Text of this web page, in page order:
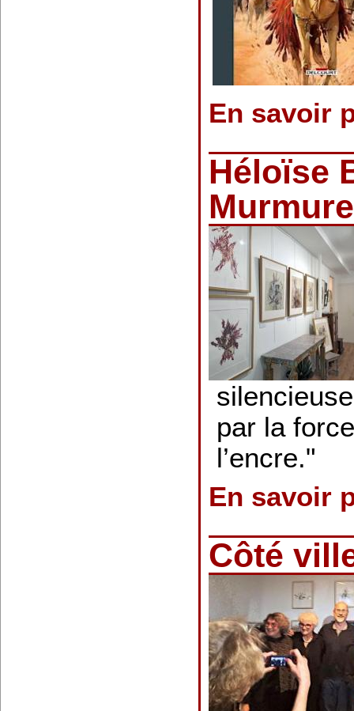
En savoir
Héloïse
par la
l’encre."
En savoir
Côté